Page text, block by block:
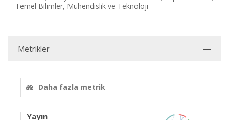
Temel Bilimler, Mühendislik ve Teknoloji
Metrikler
Daha fazla metrik
Yayın